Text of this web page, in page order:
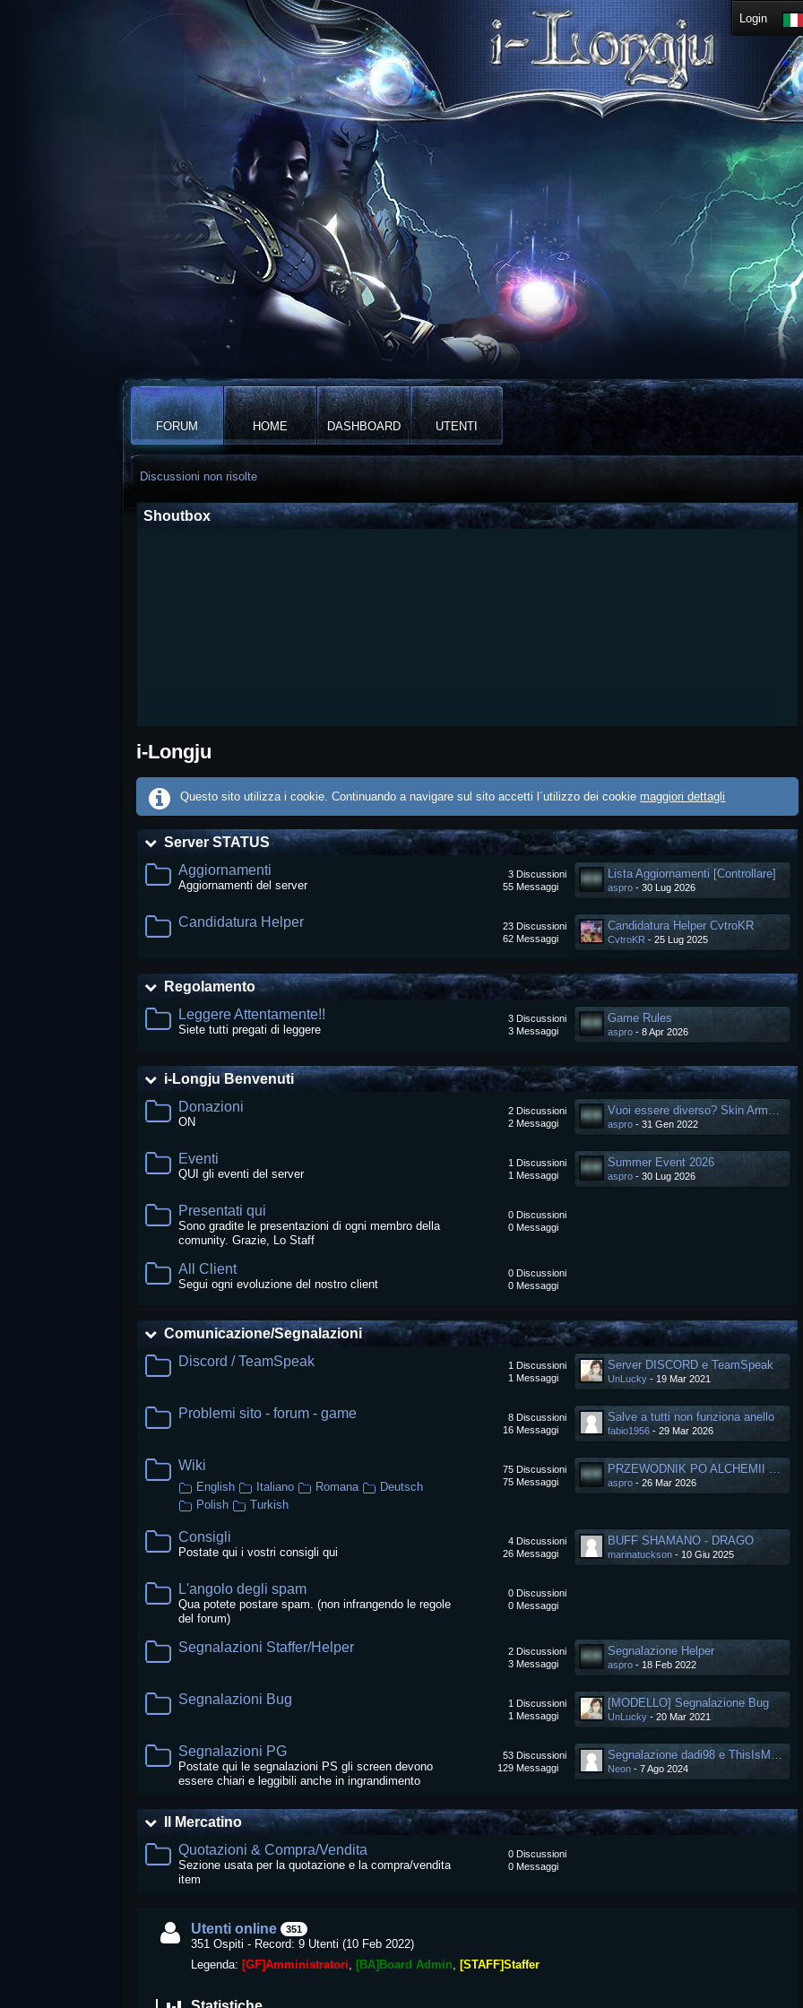
Login
FORUM HOME DASHBOARD UTENTI
Discussioni non risolte
Shoutbox
i-Longju
Questo sito utilizza i cookie. Continuando a navigare sul sito accetti l´utilizzo dei cookie maggiori dettagli
Server STATUS
Aggiornamenti
Aggiornamenti del server
Discussioni
3
Messaggi
55
Lista Aggiornamenti [Controllare]
aspro- 30 Lug 2026
Candidatura Helper Discussioni
23
Messaggi
62
Candidatura Helper CvtroKR
CvtroKR - 25 Lug 2025
Regolamento
Leggere Attentamente!!
Siete tutti pregati di leggere
Discussioni
3
Messaggi
3
Game Rules
aspro- 8 Apr 2026
i-Longju Benvenuti
Donazioni
ON
Discussioni
2
Messaggi
2
Vuoi essere diverso? Skin Arma Personalizzata.
aspro- 31 Gen 2022
Eventi
QUI gli eventi del server
Discussioni
1
Messaggi
1
Summer Event 2026
aspro- 30 Lug 2026
Presentati qui
Sono gradite le presentazioni di ogni membro della
comunity. Grazie, Lo Staff
Discussioni
0
Messaggi
0
All Client
Segui ogni evoluzione del nostro client
Discussioni
0
Messaggi
0
Comunicazione/Segnalazioni
Discord / TeamSpeak
Discussioni
1
Messaggi
1
Server DISCORD e TeamSpeak
UnLucky- 19 Mar 2021
Problemi sito - forum - game Discussioni
8
Messaggi
16
Salve a tutti non funziona anello
fabio1956- 29 Mar 2026
Wiki Discussioni
75
Messaggi
75
PRZEWODNIK PO ALCHEMII SMOCZYCH KAMIENI
aspro- 26 Mar 2026
English Italiano Romana
Deutsch
Polish
Turkish
Consigli
Postate qui i vostri consigli qui
Discussioni
4
Messaggi
26
BUFF SHAMANO - DRAGO
marinatuckson- 10 Giu 2025
L'angolo degli spam
Qua potete postare spam. (non infrangendo le regole
del forum)
Discussioni
0
Messaggi
0
Segnalazioni Staffer/Helper Discussioni
2
Messaggi
3
Segnalazione Helper
aspro- 18 Feb 2022
Segnalazioni Bug Discussioni
1
Messaggi
1
[MODELLO] Segnalazione Bug
UnLucky- 20 Mar 2021
Segnalazioni PG
Postate qui le segnalazioni PS gli screen devono
essere chiari e leggibili anche in ingrandimento
Discussioni
53
Messaggi
129
Segnalazione dadi98 e ThisIsMyPing
Neon- 7 Ago 2024
Il Mercatino
Quotazioni & Compra/Vendita
Sezione usata per la quotazione e la compra/vendita
item
Discussioni
0
Messaggi
0
Utenti online 351
351 Ospiti - Record: 9 Utenti (10 Feb 2022)
Legenda: [GF]Amministratori [BA]Board Admin [STAFF]Staffer